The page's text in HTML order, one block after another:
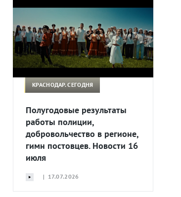
КРАСНОДАР. СЕГОДНЯ
Полугодовые результаты
работы полиции,
добровольчество в регионе,
гимн постовцев. Новости 16
июля
| 17.07.2026